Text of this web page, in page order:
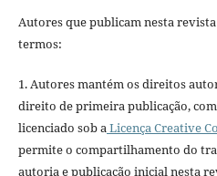
Autores que publicam nesta
termos:
1. Autores mantém os direitos
direito de primeira publicação,
licenciado sob aLicença Creative
permite o compartilhamento do
autoria e publicação inicial nesta